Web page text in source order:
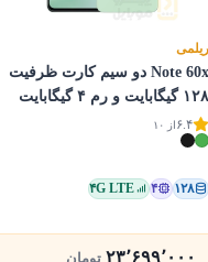
ریلمی
Note 60x دو سیم کارت ظرفیت
۱۲۸ گیگابایت و رم ۴ گیگابایت
۶.۴از ۱۰
۱۲۸ ۴ ۴G LTE
۲۳٬۶۹۹٬۰۰۰ تومان